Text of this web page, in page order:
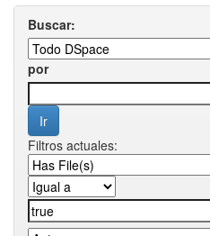
Buscar:
por
Filtros actuales: